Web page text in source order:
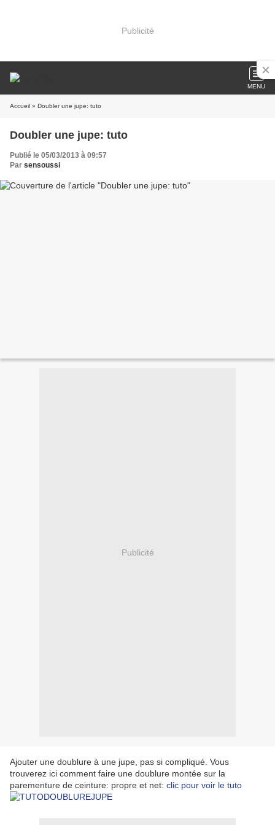
Publicité
MENU
Accueil » Doubler une jupe: tuto
Doubler une jupe: tuto
Publié le 05/03/2013 à 09:57
Par sensoussi
Publicité
Ajouter une doublure à une jupe, pas si compliqué. Vous
trouverez ici comment faire une doublure montée sur la
parementure de ceinture: propre et net: clic pour voir le tuto